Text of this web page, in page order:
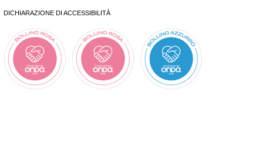
DICHIARAZIONE DI ACCESSIBILITÀ